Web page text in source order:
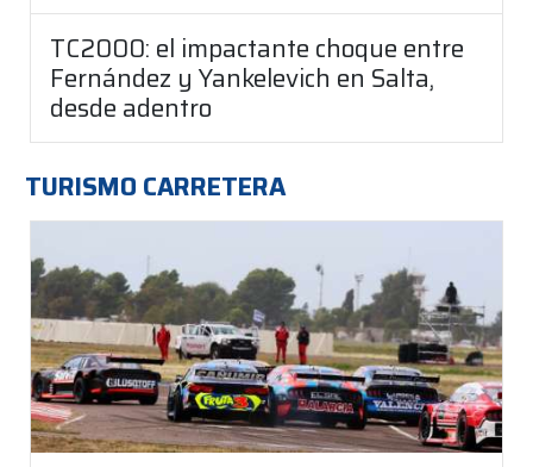
TC2000: el impactante choque entre
Fernández y Yankelevich en Salta,
desde adentro
TURISMO CARRETERA